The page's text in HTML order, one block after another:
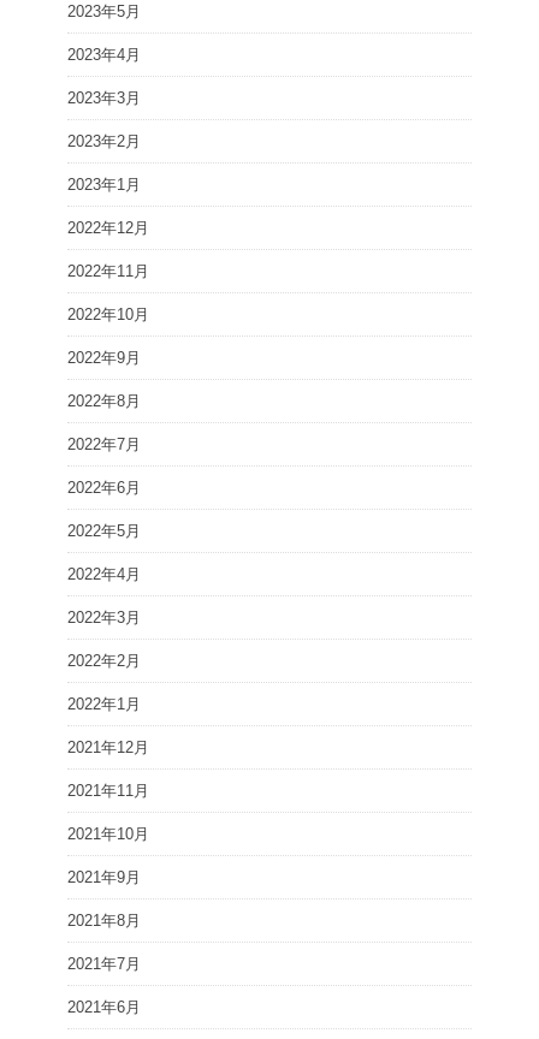
2023年5月
2023年4月
2023年3月
2023年2月
2023年1月
2022年12月
2022年11月
2022年10月
2022年9月
2022年8月
2022年7月
2022年6月
2022年5月
2022年4月
2022年3月
2022年2月
2022年1月
2021年12月
2021年11月
2021年10月
2021年9月
2021年8月
2021年7月
2021年6月